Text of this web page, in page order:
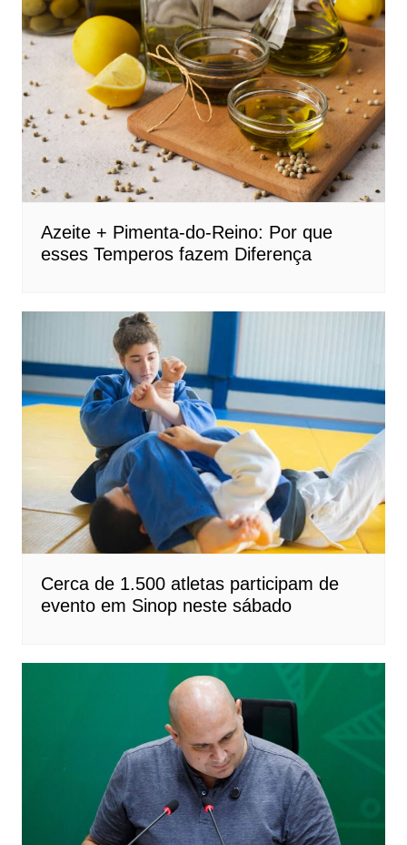
Azeite + Pimenta-do-Reino: Por que
esses Temperos fazem Diferença
Cerca de 1.500 atletas participam de
evento em Sinop neste sábado